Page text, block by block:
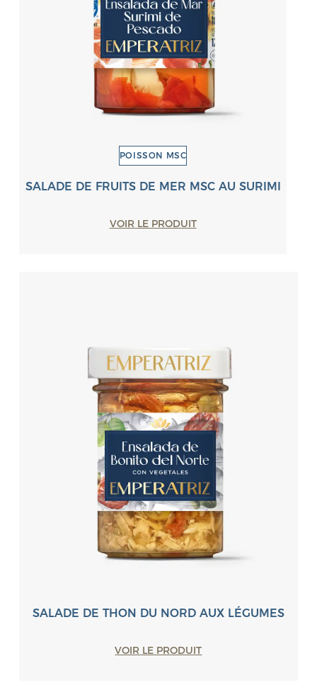
POISSON MSC
SALADE DE FRUITS DE MER MSC AU SURIMI
VOIR LE PRODUIT
SALADE DE THON DU NORD AUX LÉGUMES
VOIR LE PRODUIT